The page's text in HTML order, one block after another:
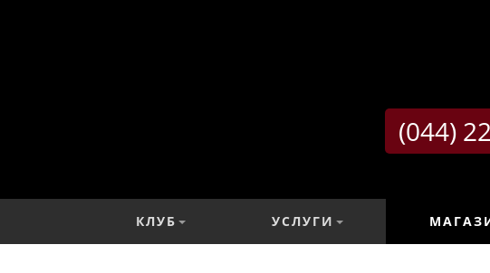
(044)
КЛУБ УСЛУГИ